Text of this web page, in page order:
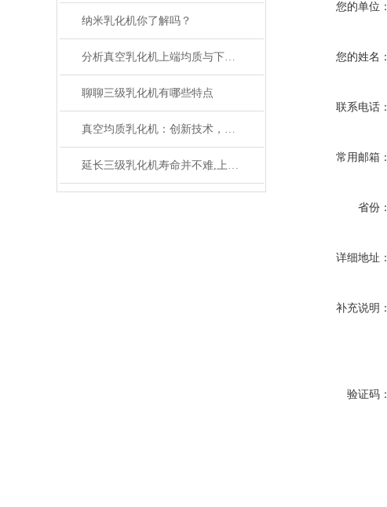
纳米乳化机你了解吗？
分析真空乳化机上端均质与下均质的区别
聊聊三级乳化机有哪些特点
真空均质乳化机：创新技术，实现高效均质乳化
延长三级乳化机寿命并不难,上海新浪帮您支招！
您的单位：
您的姓名：
联系电话：
常用邮箱：
省份：
详细地址：
补充说明：
验证码：